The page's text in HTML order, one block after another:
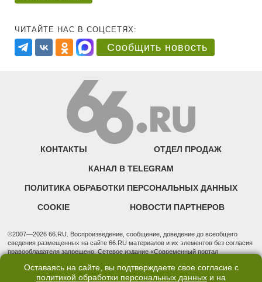
ЧИТАЙТЕ НАС В СОЦСЕТЯХ:
Сообщить новость
КОНТАКТЫ ОТДЕЛ ПРОДАЖ
КАНАЛ В TELEGRAM
ПОЛИТИКА ОБРАБОТКИ ПЕРСОНАЛЬНЫХ ДАННЫХ
COOKIE НОВОСТИ ПАРТНЕРОВ
©2007—2026 66.RU. Воспроизведение, сообщение, доведение до всеобщего
сведения размещенных на сайте 66.RU материалов и их элементов без согласия
правообладателя запрещено. Сетевое издание «Современный портал
надзору в сфере связи, информационных технологий и массовых коммуникаций
(Роскомнадзор). Регистрационный номер ЭЛ № ФС 77 - 76634 от 02.09.2019
Оставаясь на сайте, вы подтверждаете свое согласие с
политикой обработки персональных данных и на